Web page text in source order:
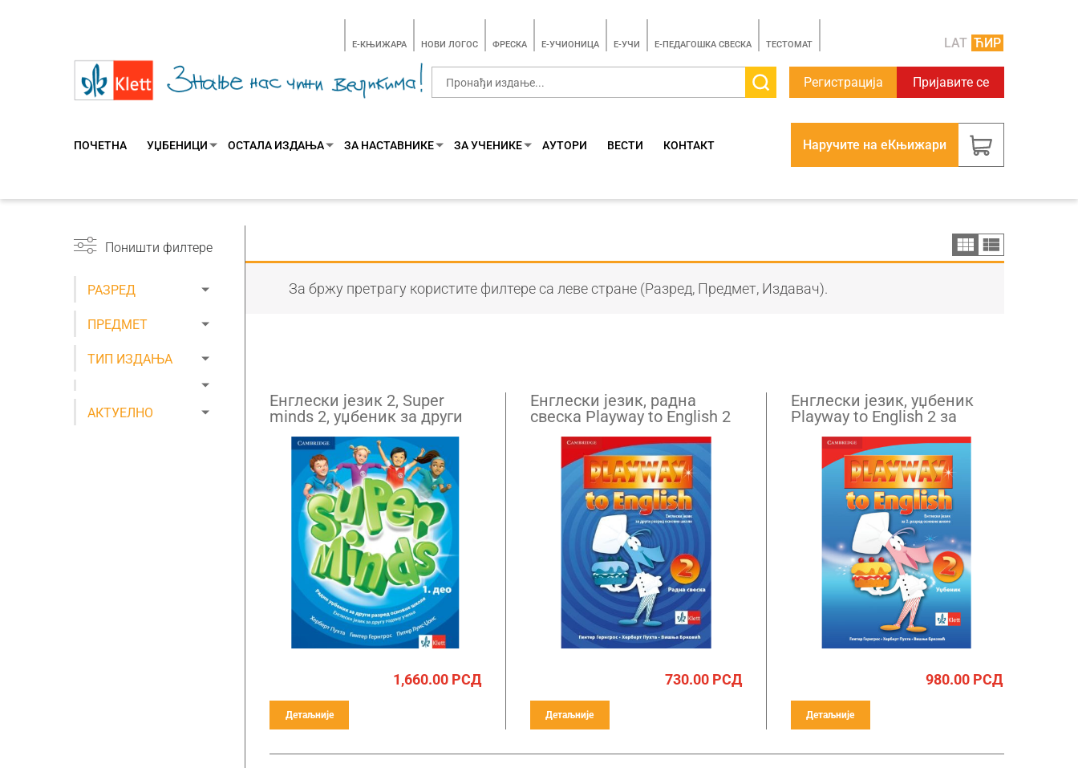
E-КЊИЖАРА НОВИ ЛОГОС ФРЕСКА E-УЧИОНИЦА E-УЧИ Е-ПЕДАГОШКА СВЕСКА TЕСТОМАТ LAT ЋИР
Регистрација Пријавите се
ПОЧЕТНА УЏБЕНИЦИ ОСТАЛА ИЗДАЊА ЗА НАСТАВНИКЕ ЗА УЧЕНИКЕ АУТОРИ ВЕСТИ КОНТАКТ Наручите на еКњижари
Поништи филтере
РАЗРЕД
ПРЕДМЕТ
ТИП ИЗДАЊА
АКТУЕЛНО
За бржу претрагу користите филтере са леве стране (Разред, Предмет, Издавач).
Енглески језик 2, Super
minds 2, уџбеник за други
разред са QR кодом
1,660.00РСД
Детаљније
Енглески језик, радна
свеска Playway to English 2
за други разред (QR)
730.00РСД
Детаљније
Енглески језик, уџбеник
Playway to English 2 за
други разред (QR)
980.00РСД
Детаљније